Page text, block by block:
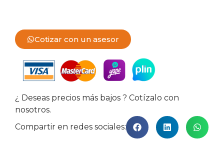
Cotizar con un asesor
¿ Deseas precios más bajos ? Cotízalo con
nosotros.
Compartir en redes sociales: